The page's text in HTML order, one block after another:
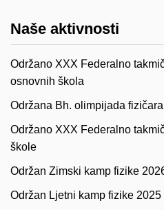
Naše aktivnosti
Održano XXX Federalno
osnovnih škola
Održana Bh. olimpijada
Održano XXX Federalno
škole
Održan Zimski kamp fizike
Održan Ljetni kamp fizike 2025